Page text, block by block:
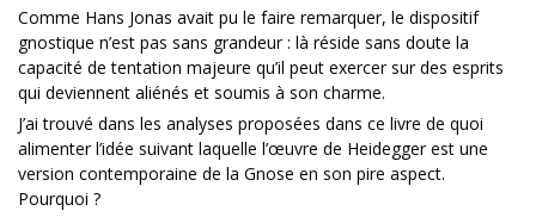
Comme Hans Jonas avait pu le faire remarquer, le dispositif
gnostique n’est pas sans grandeur : là réside sans doute la
capacité de tentation majeure qu’il peut exercer sur des esprits
qui deviennent aliénés et soumis à son charme.
J’ai trouvé dans les analyses proposées dans ce livre de quoi
alimenter l’idée suivant laquelle l’œuvre de Heidegger est une
version contemporaine de la Gnose en son pire aspect.
Pourquoi ?